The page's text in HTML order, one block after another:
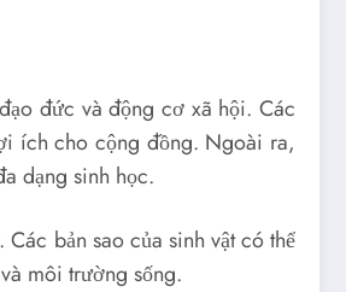
đức và động cơ xã hội. Các
ích cho cộng đồng. Ngoài ra,
dạng sinh học.
bản sao của sinh vật có thể
môi trường sống.